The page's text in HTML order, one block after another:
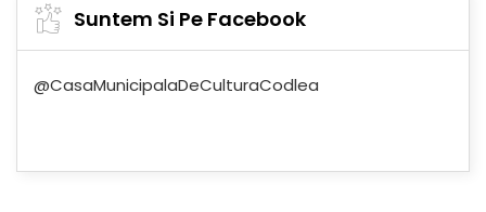
Suntem Si Pe Facebook
@CasaMunicipalaDeCulturaCodlea